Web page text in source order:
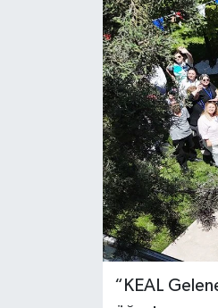
“KEAL
Dergim